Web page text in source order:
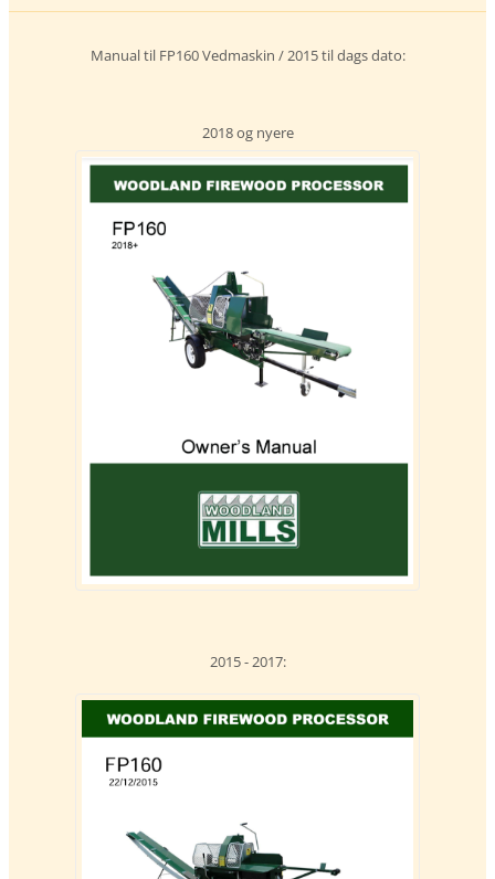
Manual til FP160 Vedmaskin / 2015 til dags dato:
2018 og nyere
2015 - 2017: